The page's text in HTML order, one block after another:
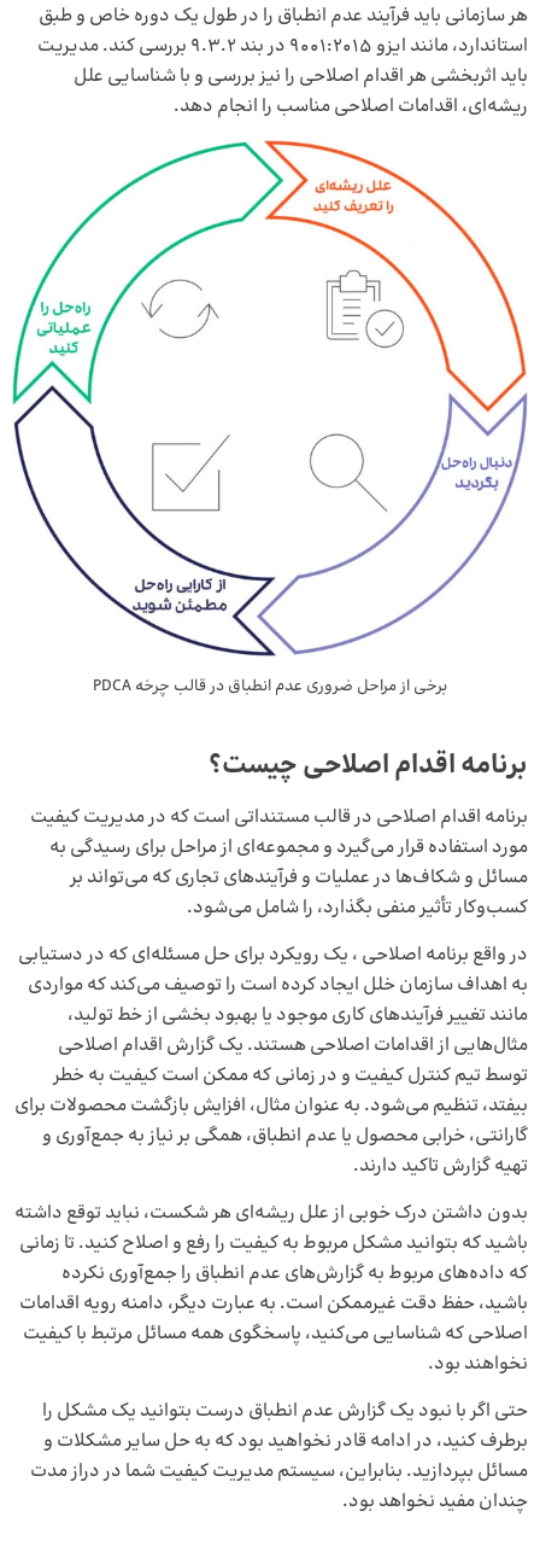
هر سازمانی باید فرآیند عدم انطباق را در طول یک دوره خاص و طبق
استاندارد، مانند ایزو 9001:2015 در بند 9.3.2 بررسی کند. مدیریت
باید اثربخشی هر اقدام اصلاحی را نیز بررسی و با شناسایی علل
ریشه‌ای، اقدامات اصلاحی مناسب را انجام دهد.
برخی از مراحل ضروری عدم انطباق در قالب چرخه PDCA
برنامه اقدام اصلاحی چیست؟
برنامه اقدام اصلاحی در قالب مستنداتی است که در مدیریت کیفیت
مورد استفاده قرار می‌گیرد و مجموعه‌ای از مراحل برای رسیدگی به
مسائل و شکاف‌ها در عملیات و فرآیندهای تجاری که می‌تواند بر
کسب‌وکار تأثیر منفی بگذارد، را شامل می‌شود.
در واقع برنامه اصلاحی ، یک رویکرد برای حل مسئله‌ای که در دستیابی
به اهداف سازمان خلل ایجاد کرده است را توصیف می‌کند که مواردی
مانند تغییر فرآیندهای کاری موجود یا بهبود بخشی از خط تولید،
مثال‌هایی از اقدامات اصلاحی هستند. یک گزارش اقدام اصلاحی
توسط تیم کنترل کیفیت و در زمانی که ممکن است کیفیت به خطر
بیفتد، تنظیم می‌شود. به عنوان مثال، افزایش بازگشت محصولات برای
گارانتی، خرابی محصول یا عدم انطباق، همگی بر نیاز به جمع‌آوری و
تهیه گزارش تاکید دارند.
بدون داشتن درک خوبی از علل ریشه‌ای هر شکست، نباید توقع داشته
باشید که بتوانید مشکل مربوط به کیفیت را رفع و اصلاح کنید. تا زمانی
که داده‌های مربوط به گزارش‌های عدم انطباق را جمع‌آوری نکرده
باشید، حفظ دقت غیرممکن است. به عبارت دیگر، دامنه رویه اقدامات
اصلاحی که شناسایی می‌کنید، پاسخگوی همه مسائل مرتبط با کیفیت
نخواهند بود.
حتی اگر با نبود یک گزارش عدم انطباق درست بتوانید یک مشکل را
برطرف کنید، در ادامه قادر نخواهید بود که به حل سایر مشکلات و
مسائل بپردازید. بنابراین، سیستم مدیریت کیفیت شما در دراز مدت
چندان مفید نخواهد بود.